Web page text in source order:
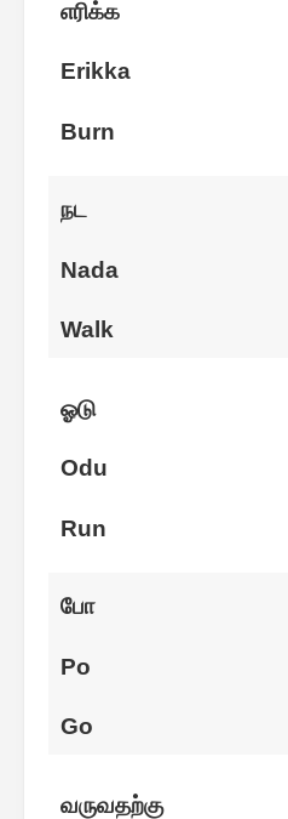
எரிக்க
Erikka
Burn
நட
Nada
Walk
ஓடு
Odu
Run
போ
Po
Go
வருவதற்கு